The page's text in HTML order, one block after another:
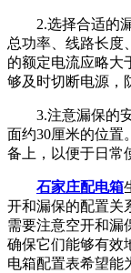
2.选择合适的
总功率、线路长度
的额定电流应略大
够及时切断电源，
3.注意漏保的
面约30厘米的位置
备上，以便于日常
石家庄配电箱
开和漏保的配置关
需要注意空开和漏
确保它们能够有效
电箱配置表希望能